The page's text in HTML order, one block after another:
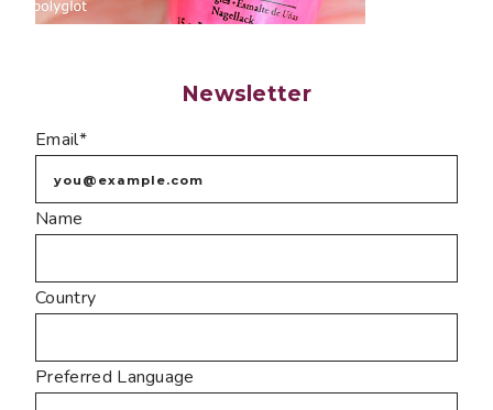
Newsletter
Email*
Name
Country
Preferred Language